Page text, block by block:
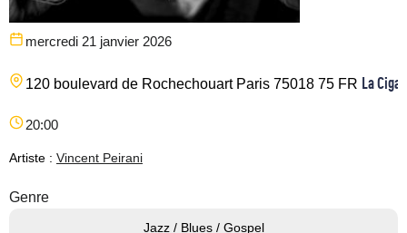
mercredi 21 janvier 2026
120 boulevard de Rochechouart Paris 75018 75 FR La
20:00
Artiste : Vincent Peirani
Genre
Jazz / Blues / Gospel